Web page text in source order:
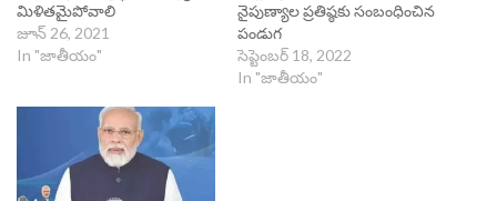
మిళితమైపోవాలి
జూన్ 26, 2021
In "జాతీయం"
నైపుణ్యాల ప్రతిష్ఠకు సంబంధించిన
పండుగ
సెప్టెంబర్ 18, 2022
In "జాతీయం"